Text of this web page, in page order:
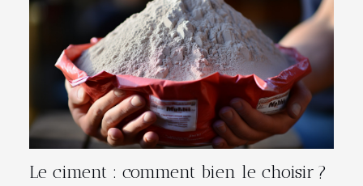
Le ciment : comment bien le choisir ?